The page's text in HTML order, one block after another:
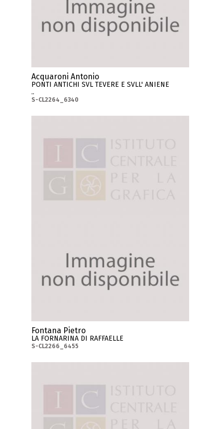
Acquaroni Antonio
PONTI ANTICHI SVL TEVERE E SVLL' ANIENE
..
S-CL2264_6340
Fontana Pietro
LA FORNARINA DI RAFFAELLE
S-CL2266_6455